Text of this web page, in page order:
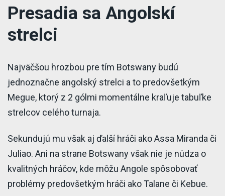
Presadia sa Angolskí
strelci
Najväčšou hrozbou pre tím Botswany budú
jednoznačne angolský strelci a to predovšetkým
Megue, ktorý z 2 gólmi momentálne kraľuje tabuľke
strelcov celého turnaja.
Sekundujú mu však aj ďalší hráči ako Assa Miranda či
Juliao. Ani na strane Botswany však nie je núdza o
kvalitných hráčov, kde môžu Angole spôsobovať
problémy predovšetkým hráči ako Talane či Kebue.